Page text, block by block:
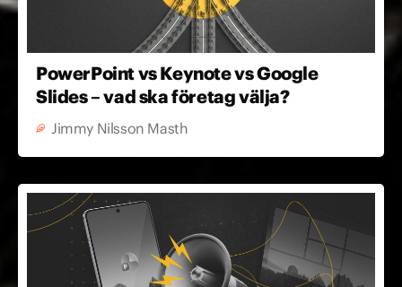
PowerPoint vs Keynote vs Google
Slides – vad ska företag välja?
Jimmy Nilsson Masth